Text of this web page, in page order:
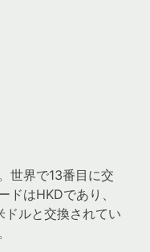
世界で13番目に交
ドはHKDであり、
ルと交換されてい